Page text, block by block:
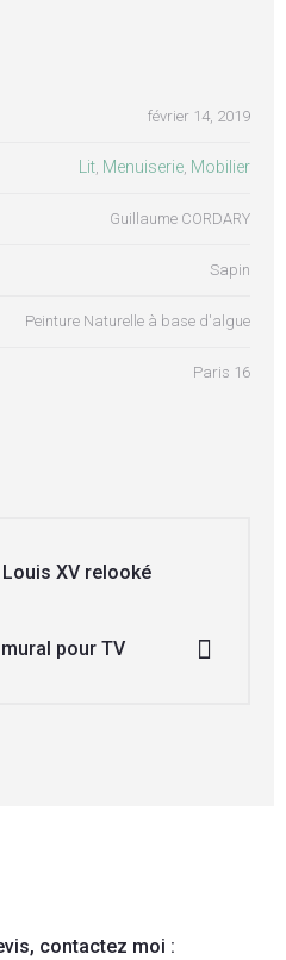
février 14, 2019
Lit, Menuiserie, Mobilier
Guillaume CORDARY
Sapin
Peinture Naturelle à base d'algue
Paris 16
XV relooké
pour TV
contactez moi :